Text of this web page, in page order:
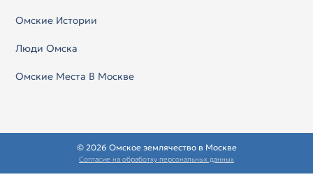
Омские Истории
Люди Омска
Омские Места В Москве
© 2026 Омское землячество в Москве
Согласие на обработку персональных данных